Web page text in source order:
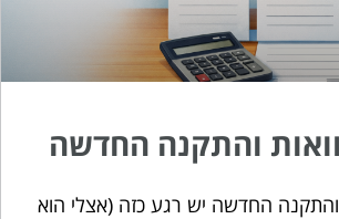
והתקנה החדשה
והתקנה החדשה יש רגע כזה (אצלי הוא